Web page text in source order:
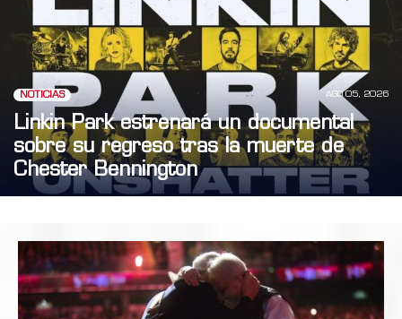
NOTICIAS AGO 05, 2026
Linkin Park estrenará un documental
sobre su regreso tras la muerte de
Chester Bennington